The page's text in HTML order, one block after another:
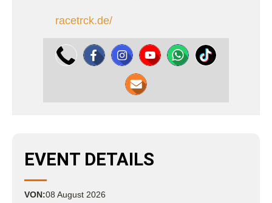
racetrck.de/
EVENT DETAILS
VON:08 August 2026